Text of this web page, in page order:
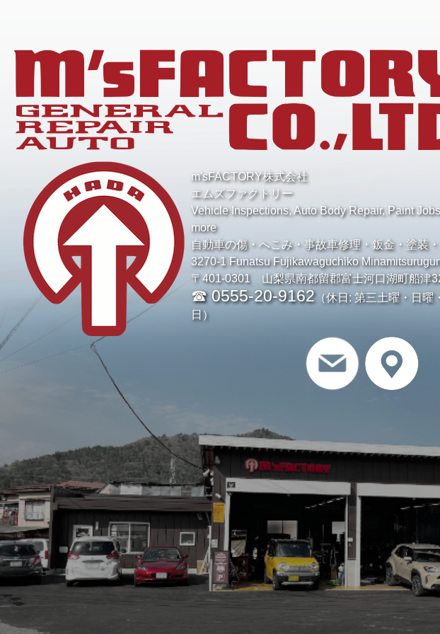
m'sFACTORY株式会社
エムズファクトリー
Vehicle Inspections, Auto Body Repair, Paint
more
自動車の傷・へこみ・事故車修理・鈑金・塗装
3270-1 Funatsu Fujikawaguchiko
〒401-0301 山梨県南都留郡富士河口湖町船津
☎ 0555-20-9162（休日: 第三土曜・日曜
日）